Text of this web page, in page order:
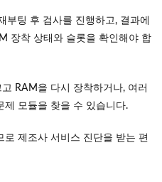
팅 후 검사를 진행하고, 결과에
장착 상태와 슬롯을 확인해야 합
RAM을 다시 장착하거나, 여러
제 모듈을 찾을 수 있습니다.
제조사 서비스 진단을 받는 편